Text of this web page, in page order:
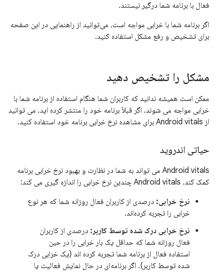
فعال با برنامه شما درگیر نیستند.
اگر برنامه شما با خرابی مواجه است، می‌توانید از راهنمایی در این صفحه
برای تشخیص و رفع مشکل استفاده کنید.
مشکل را تشخیص دهید
ممکن است همیشه ندانید که کاربران شما هنگام استفاده از برنامه شما با
خرابی مواجه می شوند. اگر قبلاً برنامه خود را منتشر کرده اید، می توانید
از Android vitals برای مشاهده نرخ خرابی برنامه خود استفاده کنید.
حیاتی اندروید
Android vitals می تواند به شما در نظارت و بهبود نرخ خرابی برنامه
کمک کند. Android vitals چندین نرخ خرابی را اندازه گیری می کند:
نرخ خرابی: درصدی از کاربران فعال روزانه شما که هر نوع
خرابی را تجربه کرده‌اند.
نرخ خرابی درک شده توسط کاربر: درصدی از کاربران
فعال روزانه شما که حداقل یک بار خرابی را در حین
استفاده فعال از برنامه شما تجربه کرده اند (یک خرابی درک
شده توسط کاربر). اگر برنامه‌ای در حال نمایش فعالیت یا